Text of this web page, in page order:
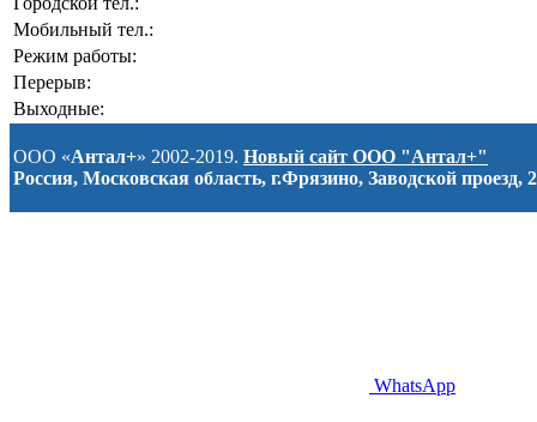
Мобильный тел.:
Режим работы:
Перерыв:
Выходные:
ООО «Антал+» 2002-2019. Новый сайт ООО "Антал+"
Россия, Московская область, г.Фрязино, Заводской проезд, 2
WhatsApp